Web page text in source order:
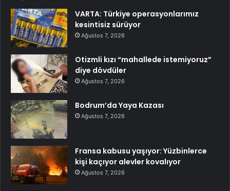
VARTA: Türkiye operasyonlarımız
kesintisiz sürüyor
Ağustos 7, 2026
Otizmli kızı “mahallede istemiyoruz”
diye dövdüler
Ağustos 7, 2026
Bodrum’da Yaya Kazası
Ağustos 7, 2026
Fransa kabusu yaşıyor: Yüzbinlerce
kişi kaçıyor alevler kovalıyor
Ağustos 7, 2026